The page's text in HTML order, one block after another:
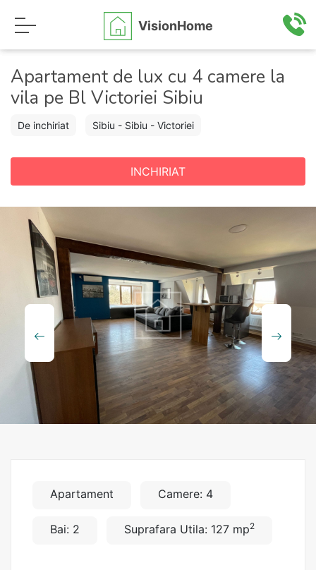
VisionHome
Apartament de lux cu 4 camere la
vila pe Bl Victoriei Sibiu
De inchiriat Sibiu - Sibiu - Victoriei
INCHIRIAT
Apartament Camere: 4
Bai: 2 Suprafara Utila: 127 mp2